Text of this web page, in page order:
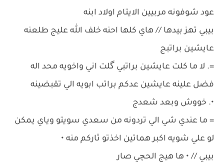
عود شوفونه مربيين الايتام اولاد ابنه
بيبي تهز بيدها // هاي كلها احنه خلف الله عليج طلعنه
عايشين براتبج
=. لا ما كلت عايشين براتبي گلت اني واخويه محد اله
فضل علينه عايشين عدكم براتب ابويه الي تقبضينه
•. خووش وبعد شعدج
= ما عندي شي الي تردونه من سعدي سويتو وياي يمكن
لو علي شويه اكبر هماتين اخذتو ثاركم منه •
بيبي // • ها هيج الحچي صار